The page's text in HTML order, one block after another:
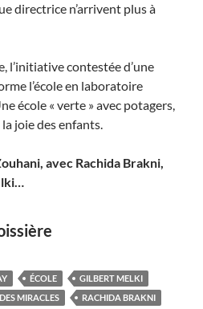
directrice n’arrivent plus à
l’initiative contestée d’une
l’école en laboratoire
école « verte » avec potagers,
joie des enfants.
avec Rachida Brakni,
ÉCOLE
GILBERT MELKI
MIRACLES RACHIDA BRAKNI